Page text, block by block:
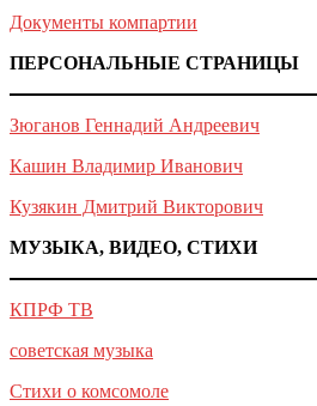
Документы компартии
ПЕРСОНАЛЬНЫЕ СТРАНИЦЫ
Зюганов Геннадий Андреевич
Кашин Владимир Иванович
Кузякин Дмитрий Викторович
МУЗЫКА, ВИДЕО, СТИХИ
КПРФ ТВ
советская музыка
Стихи о комсомоле